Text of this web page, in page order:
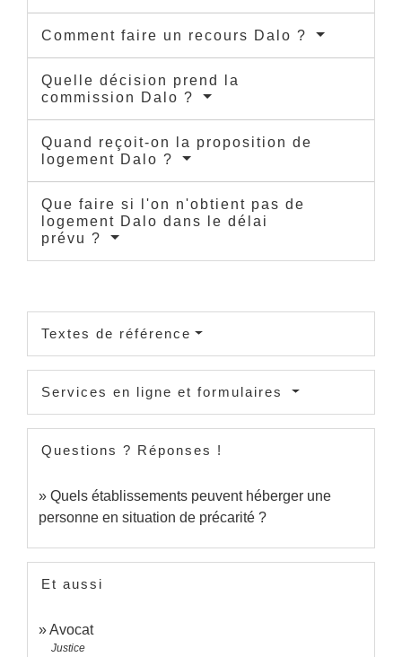
Comment faire un recours Dalo ?
Quelle décision prend la
commission Dalo ?
Quand reçoit-on la proposition de
logement Dalo ?
Que faire si l'on n'obtient pas de
logement Dalo dans le délai
prévu ?
Textes de référence
Services en ligne et formulaires
Questions ? Réponses !
Quels établissements peuvent héberger une
personne en situation de précarité ?
Et aussi
Avocat
Justice